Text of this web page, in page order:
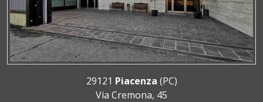
29121 Piacenza (PC)
Via Cremona, 45